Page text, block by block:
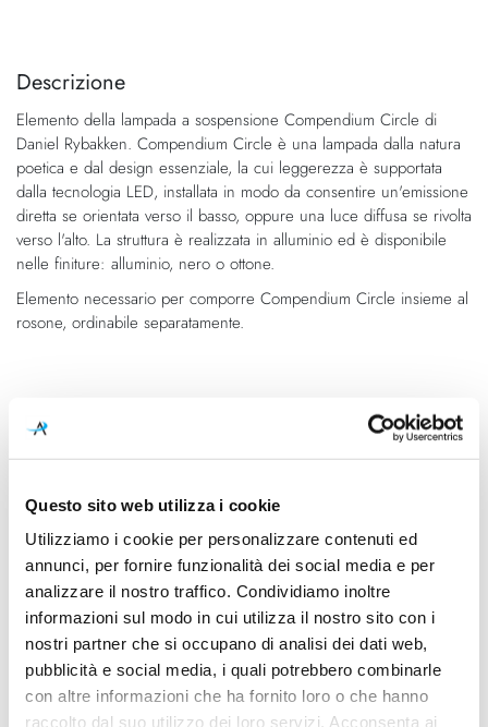
Questo sito web utilizza i cookie
Utilizziamo i cookie per personalizzare contenuti ed
annunci, per fornire funzionalità dei social media e per
analizzare il nostro traffico. Condividiamo inoltre
informazioni sul modo in cui utilizza il nostro sito con i
nostri partner che si occupano di analisi dei dati web,
pubblicità e social media, i quali potrebbero combinarle
con altre informazioni che ha fornito loro o che hanno
raccolto dal suo utilizzo dei loro servizi. Acconsenta ai
fine
galleria
di
immagini
della
di
immagini
Descrizione
Elemento della lampada a sospensione Compendium Circle di
Daniel Rybakken. Compendium Circle è una lampada dalla natura
poetica e dal design essenziale, la cui leggerezza è supportata
dalla tecnologia LED, installata in modo da consentire un'emissione
diretta se orientata verso il basso, oppure una luce diffusa se rivolta
verso l'alto. La struttura è realizzata in alluminio ed è disponibile
nelle finiture: alluminio, nero o ottone.
Elemento necessario per comporre Compendium Circle insieme al
rosone, ordinabile separatamente.
Dimensioni
Ø 1100mm - H Min 150mm
Max 5000mm
Sorgente luminosa
Led integrato
Potenza e attacco
75W - 3000K - 3145Lm -
CRI90
Classe energetica
A
Ean